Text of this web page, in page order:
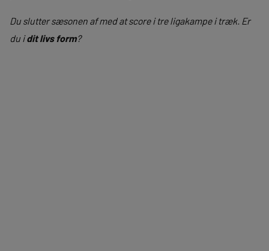
Du slutter sæsonen af med at score i tre ligakampe i træk. Er
du idit livs form?